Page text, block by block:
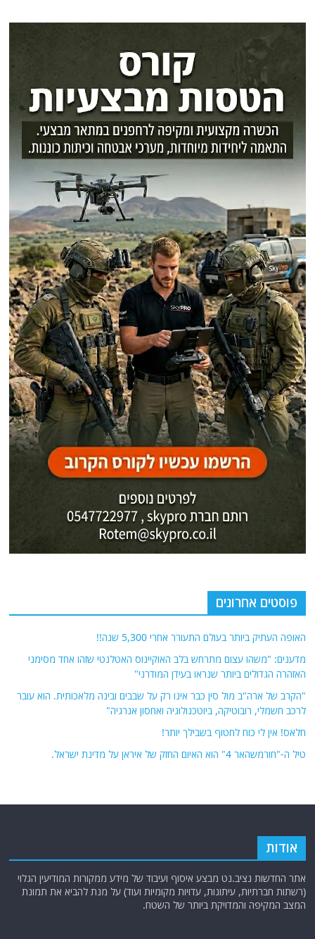
פוסטים אחרונים
האופה העתיק ביותר בעולם התעורר אחרי 5,300 שנה!!
מדענים: "משהו עצום מתרחש בלב האוקיינוס האטלנטי שזהו אחד מסימני
האזהרה הגדולים ביותר שנראו בעידן המודרני"
"הקרב של ארה"ב מול סין כבר אינו רק על שבבים ובינה מלאכותית. הוא עובר
לרכב חשמלי, רובוטיקה, ביוטכנולוגיה ואחסון אנרגיה"
חלאס! אין לי כוח לחטוף בשבילך יותר!
טיל ה-"חורמשהאר 4" הוא האיום החזק של איראן על מדינת ישראל.
אודות
אתר החדשות נציב.נט מבצע איסוף ועיבוד של מידע ממקורות המודיעין הגלוי
(רשתות חברתיות, עיתונות, עדויות מקומיות ועוד) על מנת להביא את תמונת
המצב המקיפה והמדויקת ביותר של השטח.